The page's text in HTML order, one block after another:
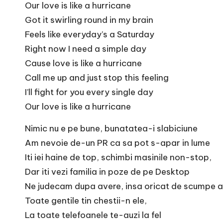
e
Our love is like a hurricane
Got it swirling round in my brain
Feels like everyday’s a Saturday
Right now I need a simple day
Cause love is like a hurricane
Call me up and just stop this feeling
I’ll fight for you every single day
Our love is like a hurricane
Nimic nu e pe bune, bunatatea-i slabiciune
Am nevoie de-un PR ca sa pot s-apar in lume
Iti iei haine de top, schimbi masinile non-stop,
Dar iti vezi familia in poze de pe Desktop
Ne judecam dupa avere, insa oricat de scumpe
Toate gentile tin chestii-n ele,
La toate telefoanele te-auzi la fel